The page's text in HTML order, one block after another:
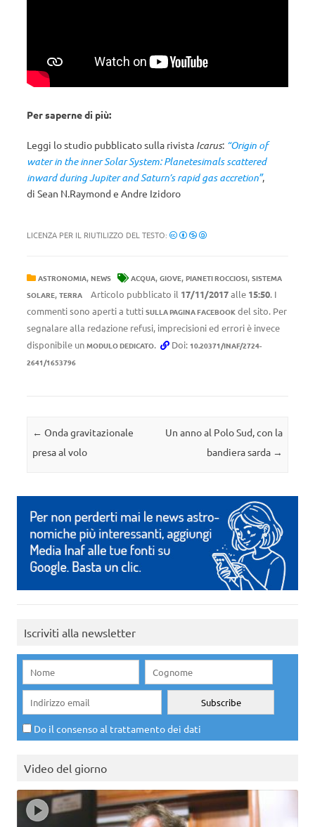
Per saperne di più:
Leggi lo studio pubblicato sulla rivista Icarus: “Origin of
water in the inner Solar System: Planetesimals scattered
inward during Jupiter and Saturn’s rapid gas accretion”,
di Sean N.Raymond e Andre Izidoro
LICENZA PER IL RIUTILIZZO DEL TESTO:
ASTRONOMIA, NEWS ACQUA, GIOVE, PIANETI ROCCIOSI, SISTEMA
SOLARE, TERRA Articolo pubblicato il 17/11/2017alle 15:50. I
commenti sono aperti a tutti SULLA PAGINA FACEBOOK del sito. Per
segnalare alla redazione refusi, imprecisioni ed errori è invece
disponibile un MODULO DEDICATO. Doi: 10.20371/INAF/2724-
2641/1653796
Navigazione articolo
← Onda gravitazionale
presa al volo
Un anno al Polo Sud, con la
bandiera sarda →
Iscriviti alla newsletter
Do il consenso al trattamento dei dati
Video del giorno